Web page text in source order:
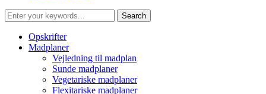
Opskrifter
Madplaner
Vejledning til madplan
Sunde madplaner
Vegetariske madplaner
Flexitariske madplaner